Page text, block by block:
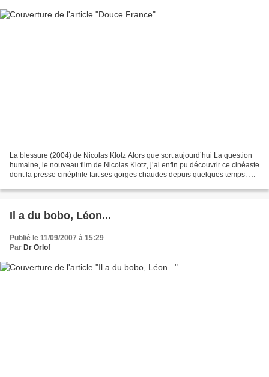
La blessure (2004) de Nicolas Klotz Alors que sort aujourd’hui La question
humaine, le nouveau film de Nicolas Klotz, j’ai enfin pu découvrir ce cinéaste
dont la presse cinéphile fait ses gorges chaudes depuis quelques temps. La
Il a du bobo, Léon...
Publié le 11/09/2007 à 15:29
Par Dr Orlof